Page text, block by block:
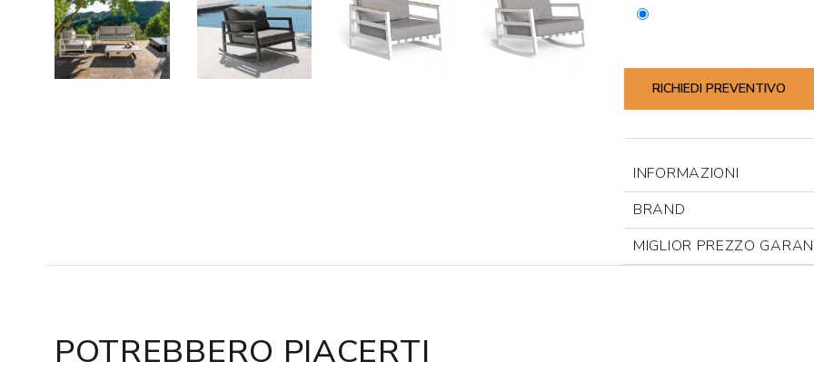
RICHIEDI PREVENTIVO
INFORMAZIONI
BRAND
MIGLIOR PREZZO
POTREBBERO PIACERTI